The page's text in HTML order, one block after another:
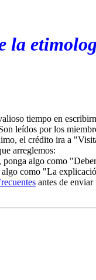
la
tiempo en
leídos por los
el crédito ira a
arreglemos:
algo como
como "La
antes de